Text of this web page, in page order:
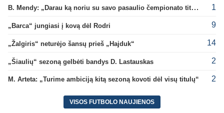
B. Mendy: „Darau ką noriu su savo pasaulio čempionato titulu“ 1
„Barca“ jungiasi į kovą dėl Rodri 9
„Žalgiris“ neturėjo šansų prieš „Hajduk“ 14
„Šiaulių“ sezoną gelbėti bandys D. Lastauskas 2
M. Arteta: „Turime ambiciją kitą sezoną kovoti dėl visų titulų“ 2
VISOS FUTBOLO NAUJIENOS